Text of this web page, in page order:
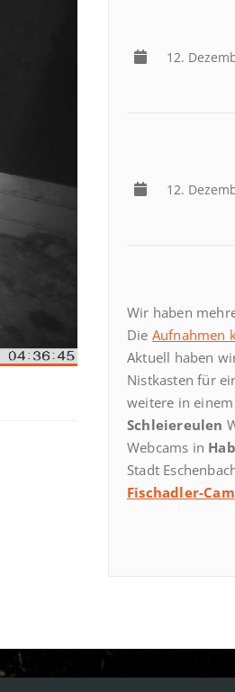
12.
12.
Wir haben
Die Aufnahmen
Aktuell haben
Nistkasten für
weitere in
Schleiereulen
Webcams in
Stadt
Fischadler-Cam